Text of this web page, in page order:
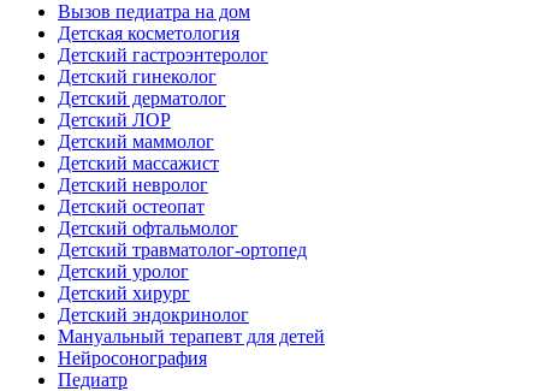
Вызов педиатра на дом
Детская косметология
Детский гастроэнтеролог
Детский гинеколог
Детский дерматолог
Детский ЛОР
Детский маммолог
Детский массажист
Детский невролог
Детский остеопат
Детский офтальмолог
Детский травматолог-ортопед
Детский уролог
Детский хирург
Детский эндокринолог
Мануальный терапевт для детей
Нейросонография
Педиатр